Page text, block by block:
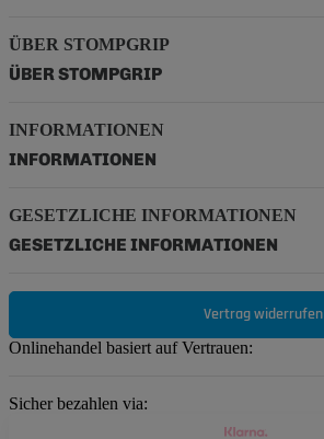
ÜBER STOMPGRIP
ÜBER STOMPGRIP
INFORMATIONEN
INFORMATIONEN
GESETZLICHE INFORMATIONEN
GESETZLICHE INFORMATIONEN
Vertrag widerrufen
Onlinehandel basiert auf Vertrauen:
Sicher bezahlen via: